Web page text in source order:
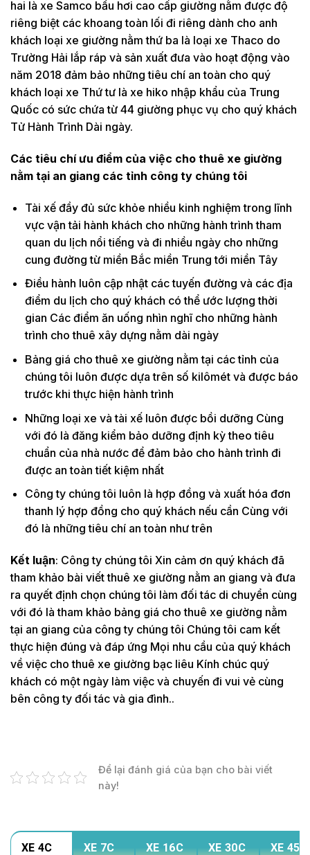
hai là xe Samco bầu hơi cao cấp giường nằm được độ
riêng biệt các khoang toàn lối đi riêng dành cho anh
khách loại xe giường nằm thứ ba là loại xe Thaco do
Trường Hải lắp ráp và sản xuất đưa vào hoạt động vào
năm 2018 đảm bảo những tiêu chí an toàn cho quý
khách loại xe Thứ tư là xe hiko nhập khẩu của Trung
Quốc có sức chứa từ 44 giường phục vụ cho quý khách
Tử Hành Trình Dài ngày.
Các tiêu chí ưu điểm của việc cho thuê xe giường
nằm tại an giang các tỉnh công ty chúng tôi
Tài xế đầy đủ sức khỏe nhiều kinh nghiệm trong lĩnh
vực vận tải hành khách cho những hành trình tham
quan du lịch nổi tiếng và đi nhiều ngày cho những
cung đường từ miền Bắc miền Trung tới miền Tây
Điều hành luôn cập nhật các tuyến đường và các địa
điểm du lịch cho quý khách có thể ước lượng thời
gian Các điểm ăn uống nhìn nghĩ cho những hành
trình cho thuê xây dựng nằm dài ngày
Bảng giá cho thuê xe giường nằm tại các tỉnh của
chúng tôi luôn được dựa trên số kilômét và được báo
trước khi thực hiện hành trình
Những loại xe và tài xế luôn được bồi dưỡng Cùng
với đó là đăng kiểm bảo dưỡng định kỳ theo tiêu
chuẩn của nhà nước để đảm bảo cho hành trình đi
được an toàn tiết kiệm nhất
Công ty chúng tôi luôn là hợp đồng và xuất hóa đơn
thanh lý hợp đồng cho quý khách nếu cần Cùng với
đó là những tiêu chí an toàn như trên
Kết luận: Công ty chúng tôi Xin cảm ơn quý khách đã
tham khảo bài viết thuê xe giường nằm an giang và đưa
ra quyết định chọn chúng tôi làm đối tác di chuyển cùng
với đó là tham khảo bảng giá cho thuê xe giường nằm
tại an giang của công ty chúng tôi Chúng tôi cam kết
thực hiện đúng và đáp ứng Mọi nhu cầu của quý khách
về việc cho thuê xe giường bạc liêu Kính chúc quý
khách có một ngày làm việc và chuyến đi vui vẻ cùng
bên công ty đối tác và gia đình..
Để lại đánh giá của bạn cho bài viết
này!
XE 4C XE 7C XE 16C XE 30C XE 45C